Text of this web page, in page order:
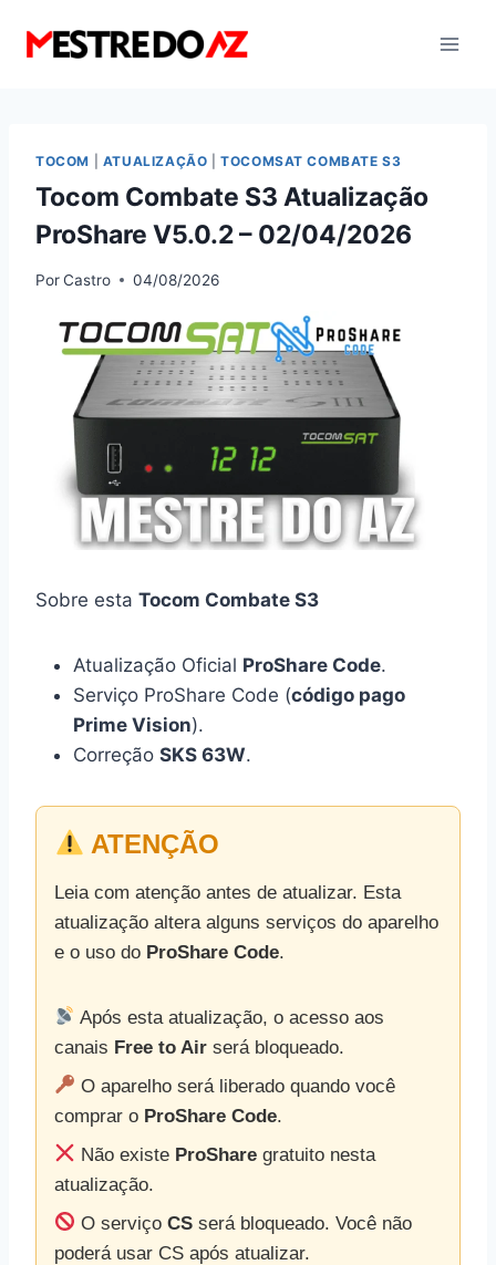
para
TOCOM ATUALIZAÇÃO |TOCOMSAT COMBATE S3
Tocom Combate S3 Atualização
ProShare V5.0.2 – 02/04/2026
PorCastro 04/08/2026
Sobre esta Tocom Combate S3
Atualização Oficial ProShare Code.
Serviço ProShare Code (código pago
Prime Vision).
Correção SKS 63W.
ATENÇÃO
Leia com atenção antes de atualizar. Esta
atualização altera alguns serviços do aparelho
e o uso do ProShare Code.
Após esta atualização, o acesso aos
canais Free to Air será bloqueado.
O aparelho será liberado quando você
comprar o ProShare Code.
Não existe ProShare gratuito nesta
atualização.
O serviçoCS será bloqueado. Você não
poderá usar CS após atualizar.